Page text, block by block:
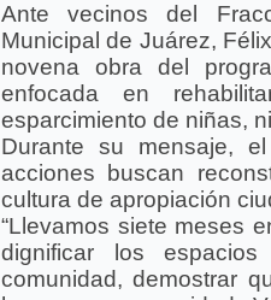
Ante vecinos del
Municipal de Juárez,
novena obra del
enfocada en
esparcimiento de niñas,
Durante su mensaje,
acciones buscan
cultura de apropiación
“Llevamos siete meses
dignificar los
comunidad, demostrar